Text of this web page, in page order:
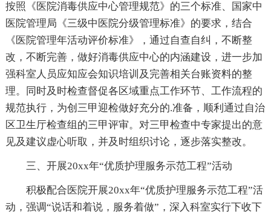
按照《医院消毒供应中心管理规范》的三个标准、国家中
医院管理局《三级中医院分级管理标准》的要求，结合
《医院管理年活动评价标准》，通过自查自纠，不断整
改，不断完善，做好消毒供应中心的内涵建设，进一步加
强科室人员应知应会知识培训及完善相关台账资料的整
理。同时及时检查督促各区域重点工作环节、工作流程的
规范执行，为创三甲迎检做好充分的.准备，顺利通过自治
区卫生厅检查组的三甲评审。对三甲检查中专家提出的意
见及建议虚心听取，并及时组织讨论，逐步落实整改。
三、开展20xx年“优质护理服务示范工程”活动
积极配合医院开展20xx年“优质护理服务示范工程”活
动，强调“说话和着说，服务着做”，深入科室实行下收下